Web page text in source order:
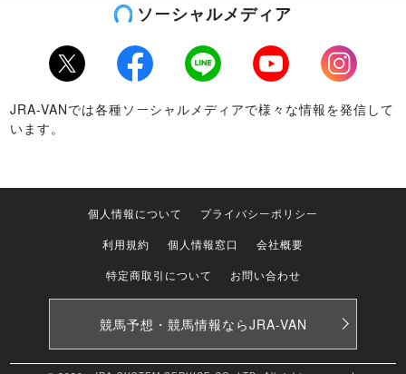
ソーシャルメディア
Twitter Facebook LINE Youtube
Instagram
JRA-VANでは各種ソーシャルメディアで様々な情報を発信して
います。
個人情報について
プライバシーポリシー
利用規約
個人情報窓口
会社概要
特定商取引について
お問い合わせ
競馬予想・競馬情報ならJRA-VAN